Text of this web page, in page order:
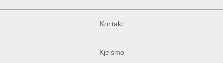
Kontakt
Kje smo